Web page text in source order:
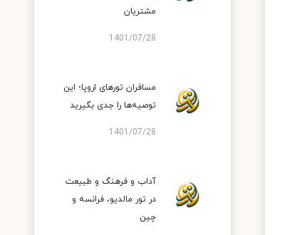
مشتریان
1401/07/28
مسافران تورهای اروپا؛ این
توصیه‌ها را جدی بگیرید
1401/07/28
آداب و فرهنگ و طبیعت
در تور مالدیو، فرانسه و
چین